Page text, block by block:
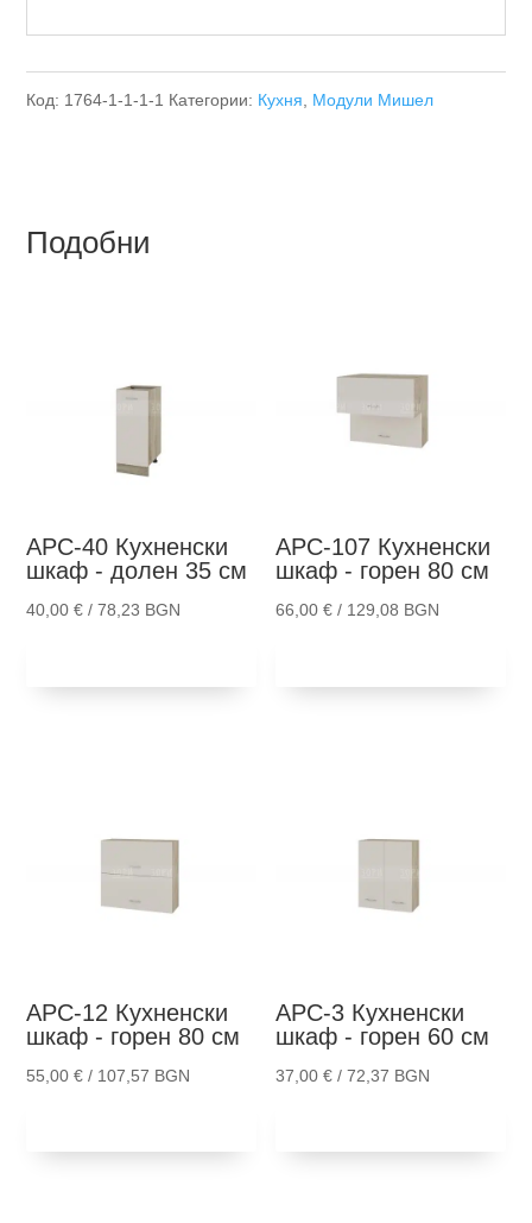
Код: 1764-1-1-1-1 Категории: Кухня Модули Мишел
Подобни
АРС-40 Кухненски
шкаф - долен 35 см
40,00€ / 78,23 BGN
АРС-107 Кухненски
шкаф - горен 80 см
66,00€ / 129,08 BGN
АРС-12 Кухненски
шкаф - горен 80 см
55,00€ / 107,57 BGN
АРС-3 Кухненски
шкаф - горен 60 см
37,00€ / 72,37 BGN